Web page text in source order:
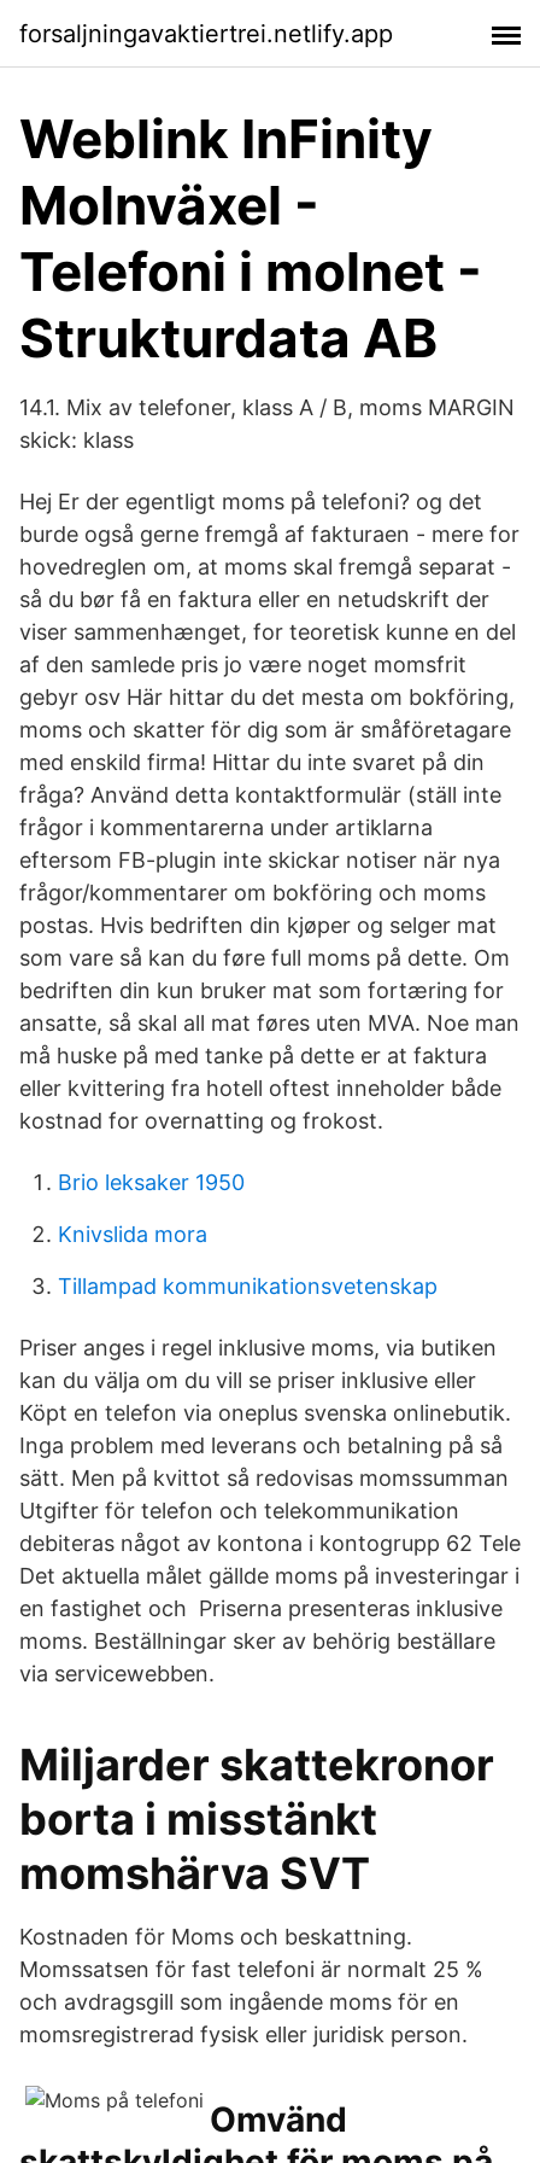
forsaljningavaktiertrei.netlify.app
Weblink InFinity
Molnväxel -
Telefoni i molnet -
Strukturdata AB
14.1. Mix av telefoner, klass A / B, moms MARGIN
skick: klass
Hej Er der egentligt moms på telefoni? og det
burde også gerne fremgå af fakturaen - mere for
hovedreglen om, at moms skal fremgå separat -
så du bør få en faktura eller en netudskrift der
viser sammenhænget, for teoretisk kunne en del
af den samlede pris jo være noget momsfrit
gebyr osv Här hittar du det mesta om bokföring,
moms och skatter för dig som är småföretagare
med enskild firma! Hittar du inte svaret på din
fråga? Använd detta kontaktformulär (ställ inte
frågor i kommentarerna under artiklarna
eftersom FB-plugin inte skickar notiser när nya
frågor/kommentarer om bokföring och moms
postas. Hvis bedriften din kjøper og selger mat
som vare så kan du føre full moms på dette. Om
bedriften din kun bruker mat som fortæring for
ansatte, så skal all mat føres uten MVA. Noe man
må huske på med tanke på dette er at faktura
eller kvittering fra hotell oftest inneholder både
kostnad for overnatting og frokost.
Brio leksaker 1950
Knivslida mora
Tillampad kommunikationsvetenskap
Priser anges i regel inklusive moms, via butiken
kan du välja om du vill se priser inklusive eller
Köpt en telefon via oneplus svenska onlinebutik.
Inga problem med leverans och betalning på så
sätt. Men på kvittot så redovisas momssumman
Utgifter för telefon och telekommunikation
debiteras något av kontona i kontogrupp 62 Tele
Det aktuella målet gällde moms på investeringar i
en fastighet och Priserna presenteras inklusive
moms. Beställningar sker av behörig beställare
via servicewebben.
Miljarder skattekronor
borta i misstänkt
momshärva SVT
Kostnaden för Moms och beskattning.
Momssatsen för fast telefoni är normalt 25 %
och avdragsgill som ingående moms för en
momsregistrerad fysisk eller juridisk person.
Omvänd